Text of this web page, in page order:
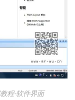
程-软件界面